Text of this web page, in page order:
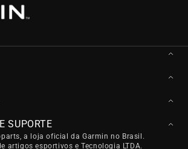
SUPORTE
a loja oficial da Garmin no Brasil.
artigos esportivos e Tecnologia LTDA.